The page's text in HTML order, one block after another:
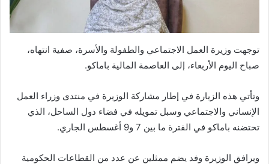
توجهت وزيرة العمل الاجتماعي والطفولة والأسرة، صفية انتهاه،
صباح اليوم الأربعاء، إلى العاصمة المالية باماكو.
وتأتي هذه الزيارة في إطار مشاركة الوزيرة في منتدى وزراء العمل
الإنساني والاجتماعي وسبل تمويله في فضاء دول الساحل، الذي
تحتضنه باماكو في الفترة ما بين 7 و9 أغسطس الجاري.
ويرافق الوزيرة وفد يضم ممثلين عن عدد من القطاعات الحكومية